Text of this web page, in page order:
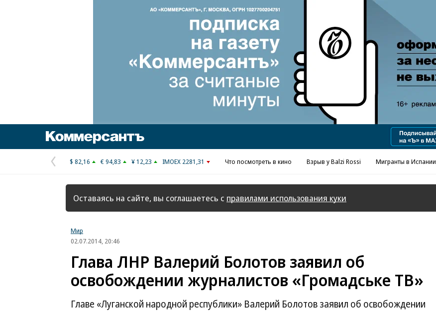
Реклама в «Ъ» www.kommersant.ru/ad
Предыдущая
страница
$ 82,16 € 94,83 ¥ 12,23 IMOEX 2281,31 Что посмотреть в кино Взрыв у Balzi Rossi Мигранты в Испании
Оставаясь на сайте, вы соглашаетесь с правилами использования куки
Мир
02.07.2014, 20:46
Глава ЛНР Валерий Болотов заявил об
освобождении журналистов «Громадське ТВ»
Главе «Луганской народной республики» Валерий Болотов заявил об освобождении